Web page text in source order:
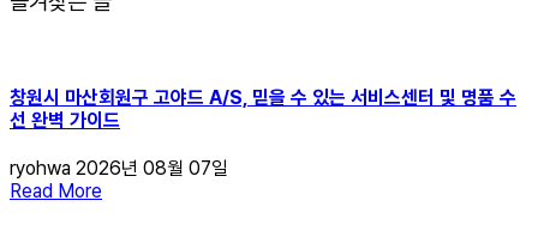
창원시 마산회원구 고야드 A/S, 믿을 수 있는 서비스센터 및 명품 수
선 완벽 가이드
ryohwa 2026년 08월 07일
Read More